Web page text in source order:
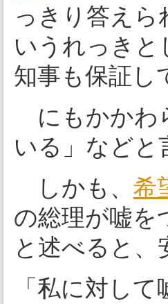
っきり答えら
いうれっきと
知事も保証し
にもかかわ
いる」などと
しかも、 希
の総理が嘘を
と述べると
「私に対し